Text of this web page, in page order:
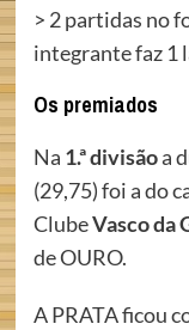
> 2 partidas no
integrante faz 1
Os premiados
Na 1.ª divisãoa
(29,75) foi a do
ClubeVasco da
de OURO.
A PRATA ficou